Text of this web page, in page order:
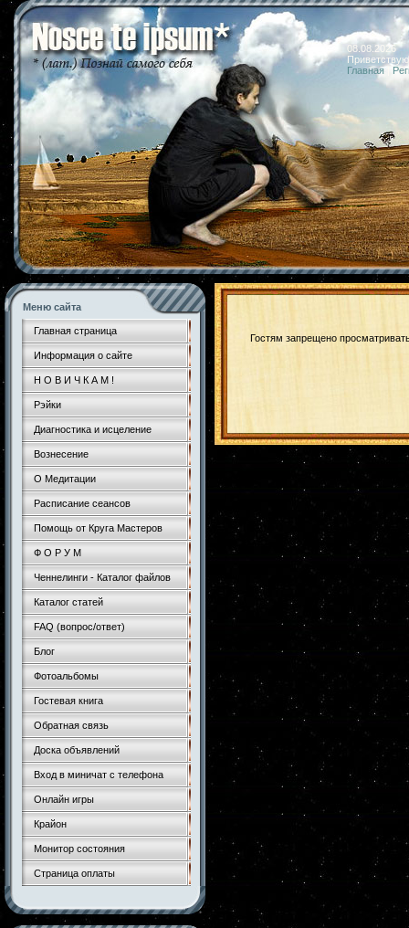
08.08.2026
Главная
Меню сайта
Главная страница
Информация о сайте
Н О В И Ч К А М !
Рэйки
Диагностика и исцеление
Вознесение
О Медитации
Расписание сеансов
Помощь от Круга Мастеров
Ф О Р У М
Ченнелинги - Каталог файлов
Каталог статей
FAQ (вопрос/ответ)
Блог
Фотоальбомы
Гостевая книга
Обратная связь
Доска объявлений
Вход в миничат с телефона
Онлайн игры
Крайон
Монитор состояния
Страница оплаты
Гостям запрещено